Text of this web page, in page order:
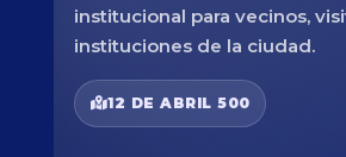
institucional para vecinos,
instituciones de la ciudad.
12 DE ABRIL 500